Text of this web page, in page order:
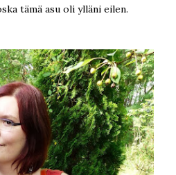
tämä asu oli ylläni eilen.